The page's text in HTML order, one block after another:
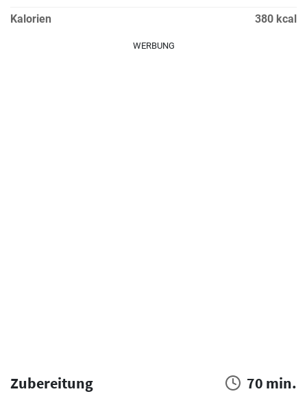
Kalorien
380 kcal
WERBUNG
Zubereitung 70 min.